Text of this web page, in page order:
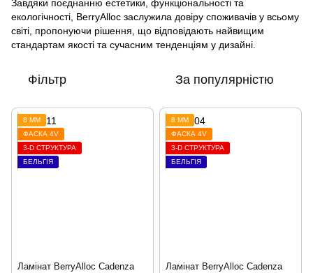
Завдяки поєднанню естетики, функціональності та
екологічності, BerryAlloc заслужила довіру споживачів у всьому
світі, пропонуючи рішення, що відповідають найвищим
стандартам якості та сучасним тенденціям у дизайні.
Фільтр За популярністю
8 ММ
ФАСКА 4V
3-D СТРУКТУРА
БЕЛЬГІЯ
Ламінат BerryAlloc Cadenza
8 ММ
ФАСКА 4V
3-D СТРУКТУРА
БЕЛЬГІЯ
Ламінат BerryAlloc Cadenza